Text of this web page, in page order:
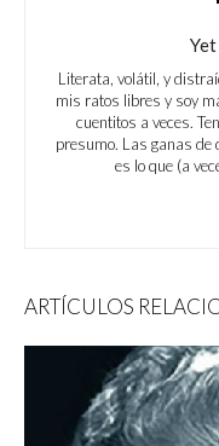
Literata, volátil, y
mis ratos libres y soy
cuentitos a veces.
presumo. Las ganas
es lo que (a
ARTÍCULOS